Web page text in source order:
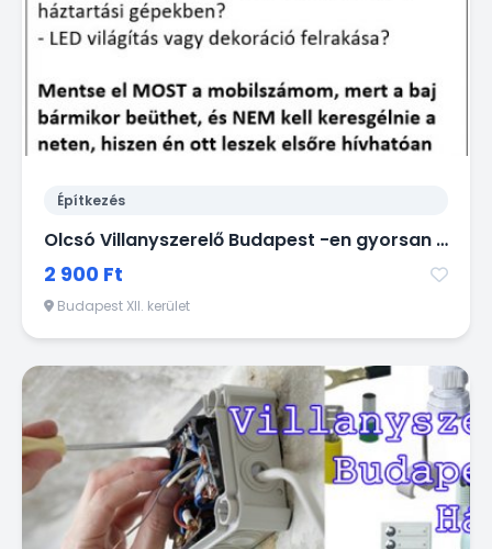
Építkezés
Olcsó Villanyszerelő Budapest -en gyorsan házhoz megy kisebb munkák miatt is!
2 900 Ft
Budapest XII. kerület